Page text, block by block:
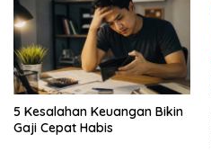
5 Kesalahan Keuangan Bikin
Gaji Cepat Habis